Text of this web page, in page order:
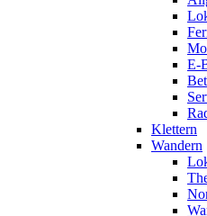
E-
Klettern
Wandern